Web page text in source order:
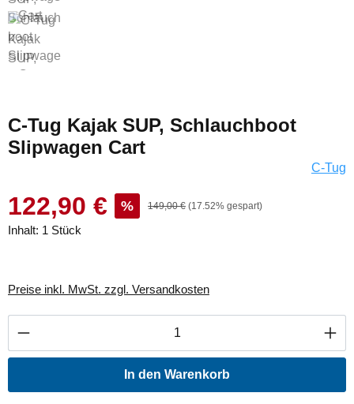
C-Tug Kajak SUP, Schlauchboot
Slipwagen Cart
C-Tug
122,90 € % 149,00 € (17.52% gespart)
Inhalt: 1 Stück
Preise inkl. MwSt. zzgl. Versandkosten
Produkt Anzahl: Gib den gewünschten
In den Warenkorb